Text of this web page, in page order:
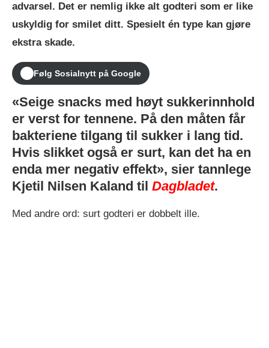
advarsel. Det er nemlig ikke alt godteri som er like
uskyldig for smilet ditt. Spesielt én type kan gjøre
ekstra skade.
Følg Sosialnytt på Google
«Seige snacks med høyt sukkerinnhold
er verst for tennene. På den måten får
bakteriene tilgang til sukker i lang tid.
Hvis slikket også er surt, kan det ha en
enda mer negativ effekt», sier tannlege
Kjetil Nilsen Kaland til Dagbladet.
Med andre ord: surt godteri er dobbelt ille.